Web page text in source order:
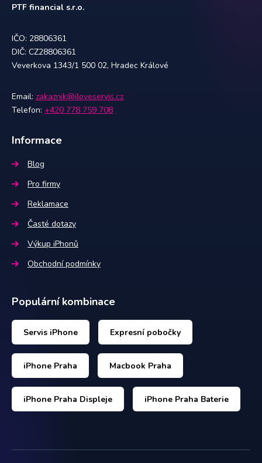
PTF financial s.r.o.
IČO: 28806361
DIČ: CZ28806361
Veverkova 1343/1 500 02, Hradec Králové
Email: zakaznik@iloveservis.cz
Telefon: +420 778 759 708
Informace
Blog
Pro firmy
Reklamace
Časté dotazy
Výkup iPhonů
Obchodní podmínky
Populární kombinace
Servis iPhone Expresní pobočky
iPhone Praha Macbook Praha
iPhone Praha Displeje iPhone Praha Baterie